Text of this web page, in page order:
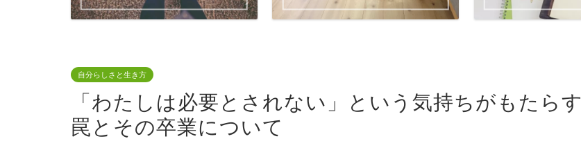
自分らしさと生き方
「わたしは必要とされない」という気持ちがもたらす
罠とその卒業について